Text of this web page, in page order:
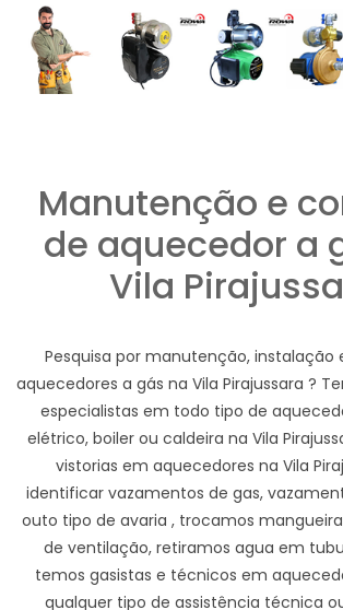
Manutenção e
de aquecedor a
Vila
Pesquisa por manutenção, instalação
aquecedores a gás na Vila Pirajussara ?
especialistas em todo tipo de
elétrico, boiler ou caldeira na Vila
vistorias em aquecedores na Vila
identificar vazamentos de gas,
outo tipo de avaria , trocamos
de ventilação, retiramos agua em
temos gasistas e técnicos em
qualquer tipo de assistência técnica